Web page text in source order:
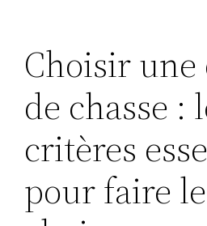
Choisir une
de chasse :
critères
pour faire